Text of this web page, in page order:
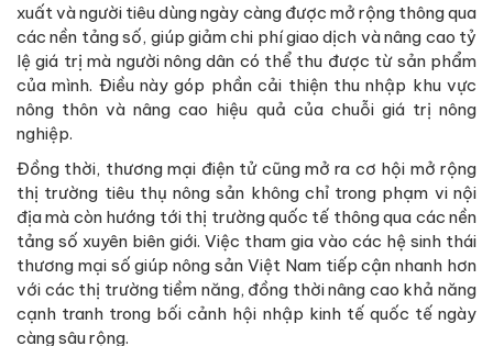
xuất và người tiêu dùng ngày càng được mở rộng thông qua
các nền tảng số, giúp giảm chi phí giao dịch và nâng cao tỷ
lệ giá trị mà người nông dân có thể thu được từ sản phẩm
của mình. Điều này góp phần cải thiện thu nhập khu vực
nông thôn và nâng cao hiệu quả của chuỗi giá trị nông
nghiệp.
Đồng thời, thương mại điện tử cũng mở ra cơ hội mở rộng
thị trường tiêu thụ nông sản không chỉ trong phạm vi nội
địa mà còn hướng tới thị trường quốc tế thông qua các nền
tảng số xuyên biên giới. Việc tham gia vào các hệ sinh thái
thương mại số giúp nông sản Việt Nam tiếp cận nhanh hơn
với các thị trường tiềm năng, đồng thời nâng cao khả năng
cạnh tranh trong bối cảnh hội nhập kinh tế quốc tế ngày
càng sâu rộng.